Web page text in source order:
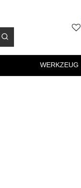
WERKZEUG